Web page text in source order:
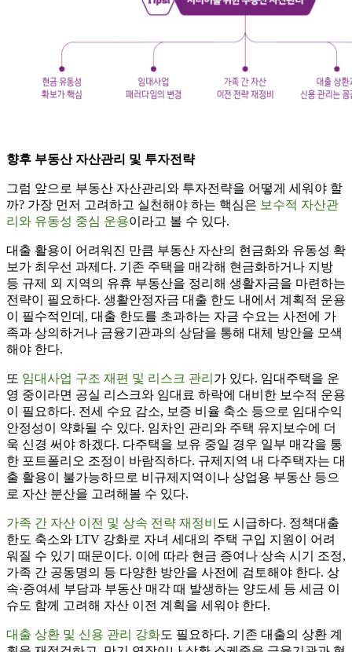
향후 부동산 자산관리 및 투자전략
그럼 앞으로 부동산 자산관리와 투자전략을 어떻게 세워야 할
까? 가장 먼저 고려하고 실천해야 하는 핵심은 보수적 자산관
리와 유동성 중심 운용이라고 볼 수 있다.
대출 활용이 어려워진 만큼 부동산 자산의 현금화와 유동성 확
보가 최우선 과제다. 기존 주택을 매각해 현금화하거나 지방
등 규제 외 지역의 유휴 부동산을 정리해 생활자금을 마련하는
전략이 필요하다. 생활안정자금 대출 한도 내에서 계획적 운용
이 필수적인데, 대출 한도를 초과하는 자금 수요는 사전에 가
족과 상의하거나 금융기관과의 상담을 통해 대체 방안을 모색
해야 한다.
또 임대사업 구조 재편 및 리스크 관리 가 있다. 임대주택을 운
영 중이라면 공실 리스크와 임대료 하락에 대비한 보수적 운용
이 필요하다. 전세 수요 감소, 보증 비율 축소 등으로 임대수익
안정성이 약화될 수 있다. 임차인 관리와 주택 유지보수에 더
욱 신경 써야 하겠다. 다주택을 보유 중일 경우 일부 매각을 통
한 포트폴리오 조정이 바람직하다. 규제지역 내 다주택자는 대
출 활용이 불가능하므로 비규제지역이나 상업용 부동산 등으
로 자산 분산을 고려해볼 수 있다.
가족 간 자산 이전 및 상속 전략 재정비 도 시급하다. 정책대출
한도 축소와 LTV 강화로 자녀 세대의 주택 구입 지원이 어려
워질 수 있기 때문이다. 이에 따라 현금 증여나 상속 시기 조정,
가족 간 공동명의 등 다양한 방안을 사전에 검토해야 한다. 상
속·증여세 부담과 부동산 매각 때 발생하는 양도세 등 세금 이
슈도 함께 고려해 자산 이전 계획을 세워야 한다.
대출 상환 및 신용 관리 강화도 필요하다. 기존 대출의 상환 계